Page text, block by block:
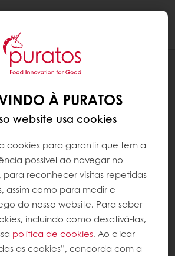
DE NEVE
À PURATOS
website usa cookies
cookies para garantir que tem a
possível ao navegar no
para reconhecer visitas repetidas
assim como para medir e
do nosso website. Para saber
incluindo como desativá-las,
política de cookies. Ao clicar
as cookies”, concorda com a